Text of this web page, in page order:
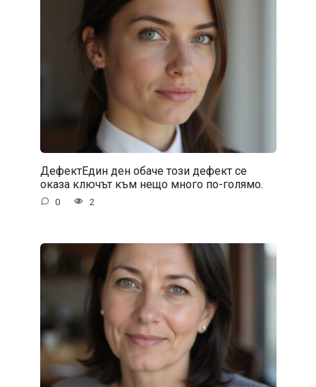
ДефектЕдин ден обаче този дефект се
оказа ключът към нещо много по-голямо.
0 2